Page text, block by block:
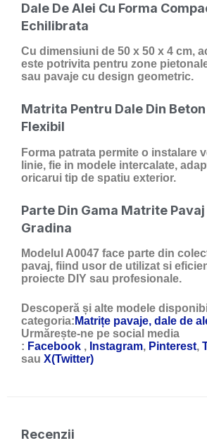
Dale De Alei Cu Forma
Echilibrata
Cu dimensiuni de 50 x 50 x 4 cm,
este potrivita pentru zone
sau pavaje cu design geometric.
Matrita Pentru Dale Din
Flexibil
Forma patrata permite o instalare
linie, fie in modele intercalate,
oricarui tip de spatiu exterior.
Parte Din Gama Matrite Pavaj
Gradina
Modelul A0047 face parte din
pavaj, fiind usor de utilizat si
proiecte DIY sau profesionale.
Descoperă și alte modele
categoria: Matrițe pavaje, dale de
Urmărește-ne pe social media
: Facebook , Instagram, Pinterest,
sau X(Twitter)
Recenzii